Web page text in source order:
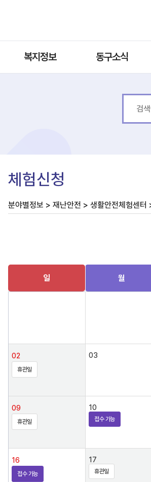
복지정보 동구소식
체험신청
분야별정보 > 재난안전 > 생활안전체험센터
일 월
02
휴관일
03
09
휴관일
10
접수 가능
16
접수 가능
17
휴관일